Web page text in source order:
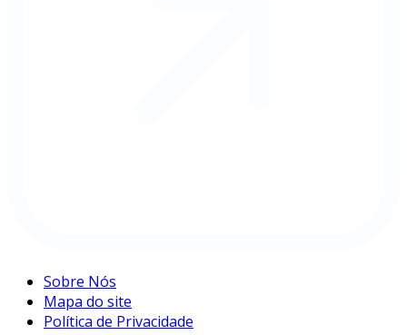
Sobre Nós
Mapa do site
Política de Privacidade